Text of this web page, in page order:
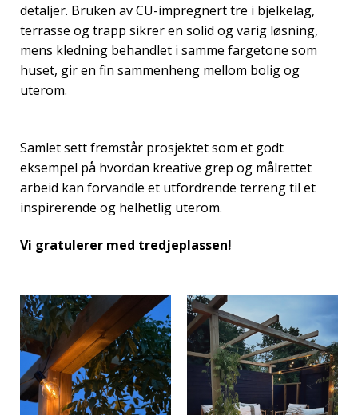
detaljer. Bruken av CU-impregnert tre i bjelkelag,
terrasse og trapp sikrer en solid og varig løsning,
mens kledning behandlet i samme fargetone som
huset, gir en fin sammenheng mellom bolig og
uterom.
Samlet sett fremstår prosjektet som et godt
eksempel på hvordan kreative grep og målrettet
arbeid kan forvandle et utfordrende terreng til et
inspirerende og helhetlig uterom.
Vi gratulerer med tredjeplassen!